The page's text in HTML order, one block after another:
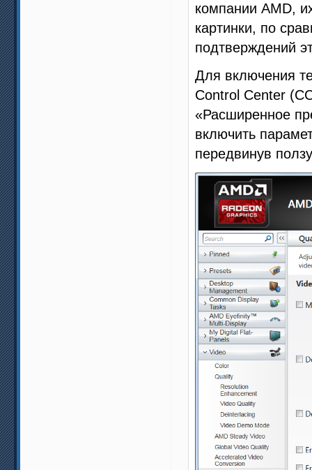
компании AMD,
картинки, по
подтверждений
Для включения
Control Center
«Расширенное
включить
передвинув